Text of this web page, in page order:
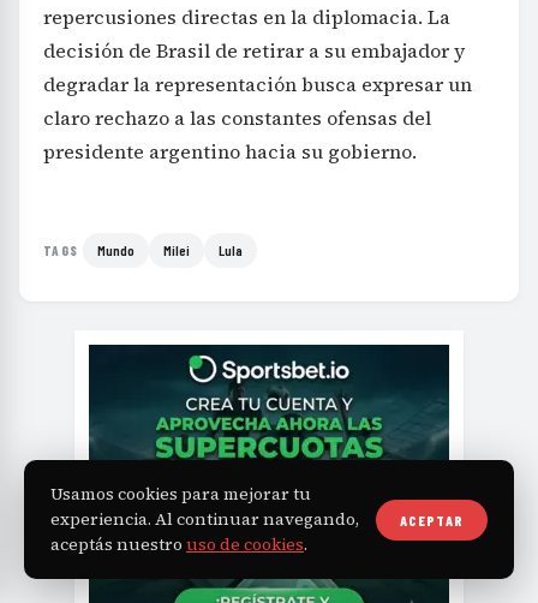
repercusiones directas en la diplomacia. La
decisión de Brasil de retirar a su embajador y
degradar la representación busca expresar un
claro rechazo a las constantes ofensas del
presidente argentino hacia su gobierno.
TAGS Mundo Milei Lula
Usamos cookies para mejorar tu
experiencia. Al continuar navegando,
aceptás nuestro uso de cookies.
ACEPTAR